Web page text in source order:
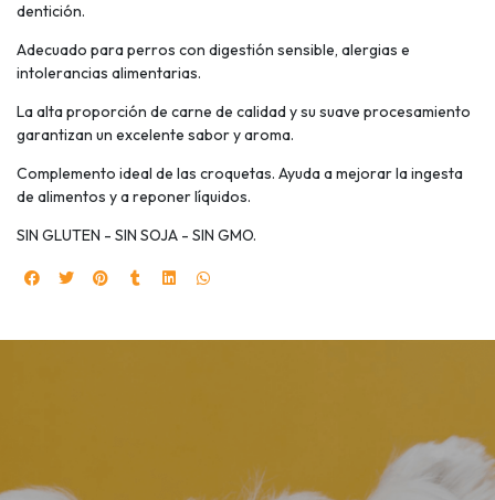
dentición.
Adecuado para perros con digestión sensible, alergias e
intolerancias alimentarias.
La alta proporción de carne de calidad y su suave procesamiento
garantizan un excelente sabor y aroma.
Complemento ideal de las croquetas. Ayuda a mejorar la ingesta
de alimentos y a reponer líquidos.
SIN GLUTEN - SIN SOJA - SIN GMO.